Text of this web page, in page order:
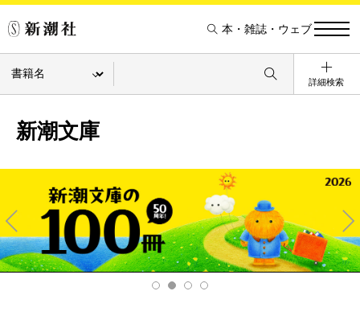
本・雑誌・ウェブ
詳細検索
新潮文庫
Pre
v
Ne
xt